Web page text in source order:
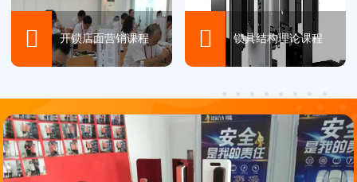
 开锁店面营销课程  锁具结构理论课程